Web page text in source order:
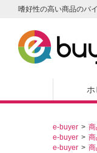
嗜好性の高い商品のバ
e-buyer 商
e-buyer
商
e-buyer
商